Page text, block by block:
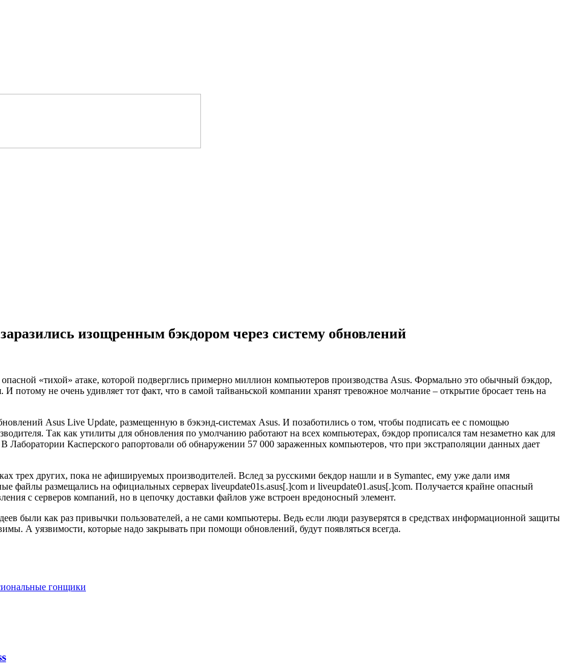
изощренным бэкдором через систему обновлений
«тихой» атаке, которой подверглись примерно миллион компьютеров производства Asus. Формально это обычный бэкдор,
потому не очень удивляет тот факт, что в самой тайваньской компании хранят тревожное молчание – открытие бросает тень на
Asus Live Update, размещенную в бэкэнд-системах Asus. И позаботились о том, чтобы подписать ее с помощью
Так как утилиты для обновления по умолчанию работают на всех компьютерах, бэкдор прописался там незаметно как для
Лаборатории Касперского рапортовали об обнаружении 57 000 зараженных компьютеров, что при экстраполяции данных дает
трех других, пока не афишируемых производителей. Вслед за русскими бекдор нашли и в Symantec, ему уже дали имя
файлы размещались на официальных серверах liveupdate01s.asus[.]com и liveupdate01.asus[.]com. Получается крайне опасный
с серверов компаний, но в цепочку доставки файлов уже встроен вредоносный элемент.
были как раз привычки пользователей, а не сами компьютеры. Ведь если люди разуверятся в средствах информационной защиты
А уязвимости, которые надо закрывать при помощи обновлений, будут появляться всегда.
гонщики